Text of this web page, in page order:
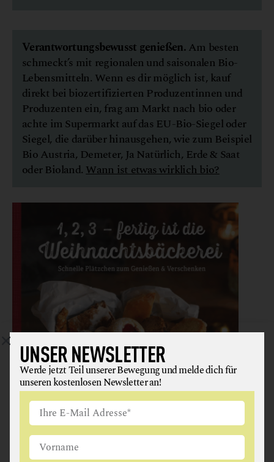
Verantwortungsbewusst genießen.Am besten
schmeckt’s mit regionalen und saisonalen Bio-
Lebensmitteln. Wenn es dir möglich ist, kauf
direkt bei biozertifizierten Produzentinnen und
Produzenten ein, frag am Markt nach bio oder
achte im Supermarkt auf das EU-Bio-Siegel oder
Siegel, die darüber hinausgehen, wie zum Beispiel
Bio Austria, Demeter, Ja Natürlich, Erde & Saat
oder Bioland.Wann ist etwas wirklich bio?
UNSER NEWSLETTER
Werde jetzt Teil unserer Bewegung und melde dich für
unseren kostenlosen Newsletter an!